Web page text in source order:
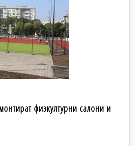
физкултурни салони и